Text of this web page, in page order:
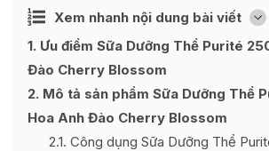
Xem nhanh nội dung bài viết [
Ẩn
1 Ưu điểm Sữa Dưỡng Thể Purité
Đào Cherry Blossom
2 Mô tả sản phẩm Sữa Dưỡng Thể
Hoa Anh Đào Cherry Blossom
2.1 Công dụng Sữa Dưỡng Thể